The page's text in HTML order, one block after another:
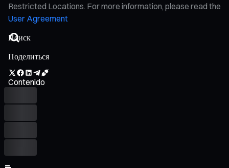
Restricted Locations. For more information, please read the
User Agreement
Поделиться
Contenido